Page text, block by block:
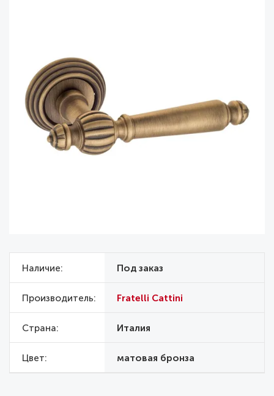
Наличие Под заказ
Производитель Fratelli Cattini
Страна Италия
Цвет матовая бронза